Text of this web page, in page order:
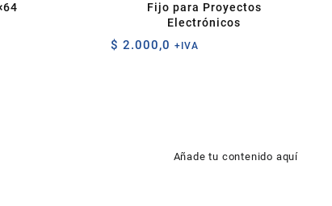
Fijo para Proyectos
Electrónicos
$ 2.000,0 +IVA
Añade tu contenido aquí